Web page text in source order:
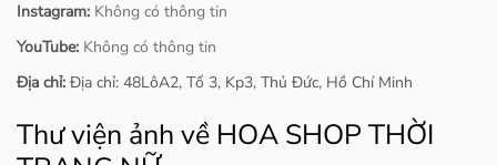
Instagram: Không có thông tin
YouTube: Không có thông tin
Địa chỉ: Địa chỉ: 48LôA2, Tổ 3, Kp3, Thủ Đức, Hồ Chí Minh
Thư viện ảnh về HOA SHOP THỜI